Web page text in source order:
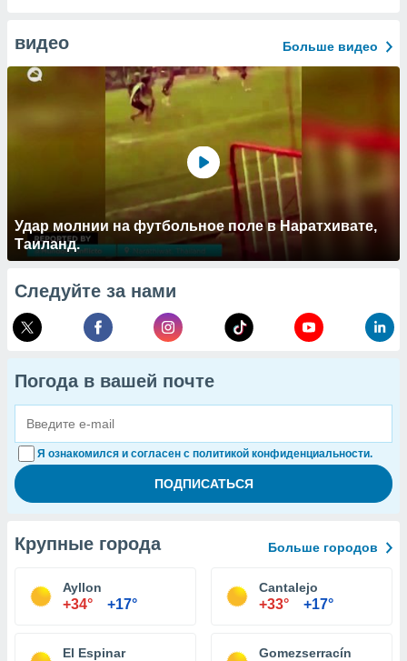
видео Больше видео
Удар молнии на футбольное поле в Наратхивате,
Таиланд.
Следуйте за нами
Погода в вашей почте
Я ознакомился и согласен с политикой конфиденциальности.
Крупные города Больше городов
Ayllon
+34° +17°
Cantalejo
+33° +17°
El Espinar Gomezserracín